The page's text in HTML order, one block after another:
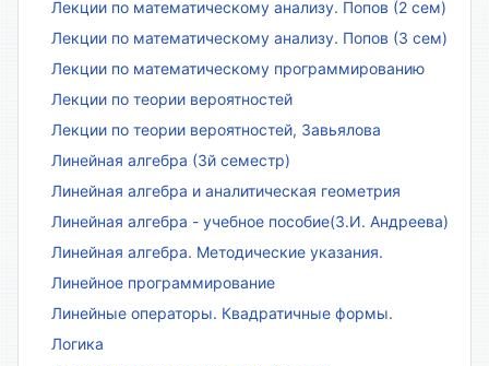
Лекции по математическому анализу. Попов (2 сем)
Лекции по математическому анализу. Попов (3 сем)
Лекции по математическому программированию
Лекции по теории вероятностей
Лекции по теории вероятностей, Завьялова
Линейная алгебра (3й семестр)
Линейная алгебра и аналитическая геометрия
Линейная алгебра - учебное пособие(З.И. Андреева)
Линейная алгебра. Методические указания.
Линейное программирование
Линейные операторы. Квадратичные формы.
Логика